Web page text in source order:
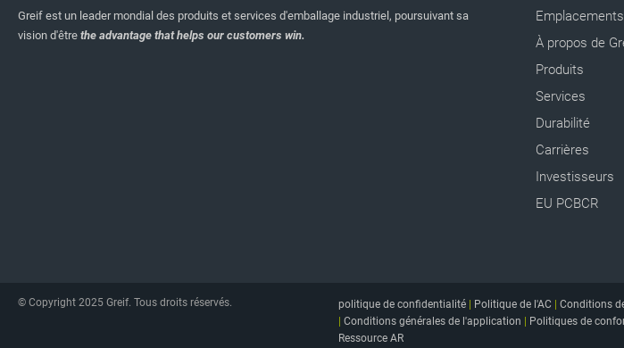
Greif est un leader mondial des produits et services d'emballage industriel, poursuivant sa
vision d'être the advantage that helps our customers win.
Emplacements
À propos de
Produits
Services
Durabilité
Carrières
Investisseurs
EU PCBCR
© Copyright 2025 Greif. Tous droits réservés. politique de confidentialité| Politique de l'AC Conditions
Conditions générales de l'application Politiques de
Ressource AR